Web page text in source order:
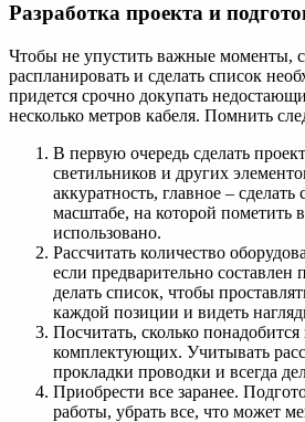
Разработка проекта и
Чтобы не упустить важные моменты,
распланировать и сделать список
придется срочно докупать
несколько метров кабеля. Помнить
В первую очередь сделать
светильников и других
аккуратность, главное –
масштабе, на которой пометить
использовано.
Рассчитать количество
если предварительно составлен
делать список, чтобы
каждой позиции и видеть
Посчитать, сколько
комплектующих. Учитывать
прокладки проводки и всегда
Приобрести все заранее.
работы, убрать все, что может